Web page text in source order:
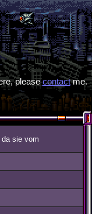
pleasecontactme.
sie vom